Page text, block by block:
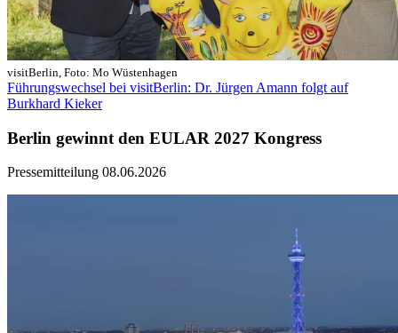
visitBerlin, Foto: Mo Wüstenhagen
Führungswechsel bei visitBerlin: Dr. Jürgen Amann folgt auf
Burkhard Kieker
Berlin gewinnt den EULAR 2027 Kongress
Pressemitteilung 08.06.2026